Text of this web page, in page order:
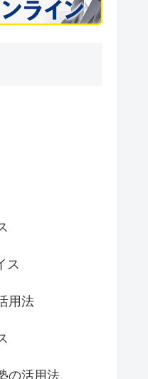
ス
用法
の活用法